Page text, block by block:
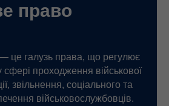
право
це галузь права, що регулює
сфері проходження військової
звільнення, соціального та
військовослужбовців.